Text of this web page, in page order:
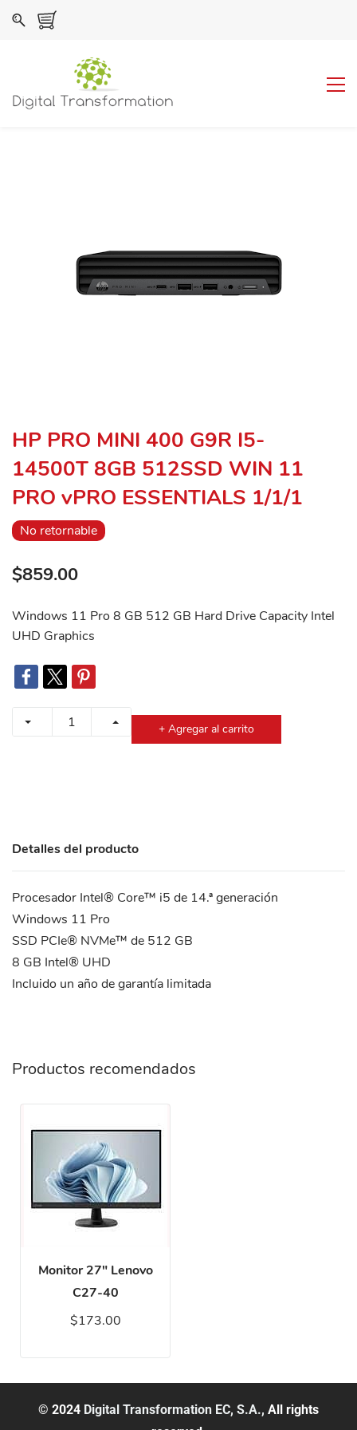
HP PRO MINI 400 G9R I5-
14500T 8GB 512SSD WIN 11
PRO vPRO ESSENTIALS 1/1/1
No retornable
$859.00
Windows 11 Pro 8 GB 512 GB Hard Drive Capacity Intel
UHD Graphics
+ Agregar al carrito
Detalles del producto
Procesador Intel® Core™ i5 de 14.ª generación
Windows 11 Pro
SSD PCIe® NVMe™ de 512 GB
8 GB Intel® UHD
Incluido un año de garantía limitada
Productos recomendados
Monitor 27" Lenovo
C27-40
$173.00
© 2024 Digital Transformation EC, S.A., All rights